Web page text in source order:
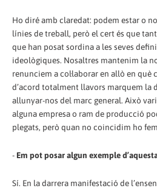
Ho diré amb claredat: podem estar o
línies de treball, però el cert és que
que han posat sordina a les seves
ideològiques. Nosaltres mantenim la
renunciem a col·laborar en allò en
d’acord totalment llavors marquem la
allunyar-nos del marc general. Això
alguna empresa o ram de producció
plegats, però quan no coincidim ho
- Em pot posar algun exemple
Sí. En la darrera manifestació de